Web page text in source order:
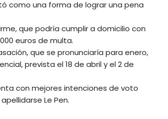
como una forma de lograr una pena
que podría cumplir a domicilio con
euros de multa.
que se pronunciaría para enero,
prevista el 18 de abril y el 2 de
con mejores intenciones de voto
Le Pen.